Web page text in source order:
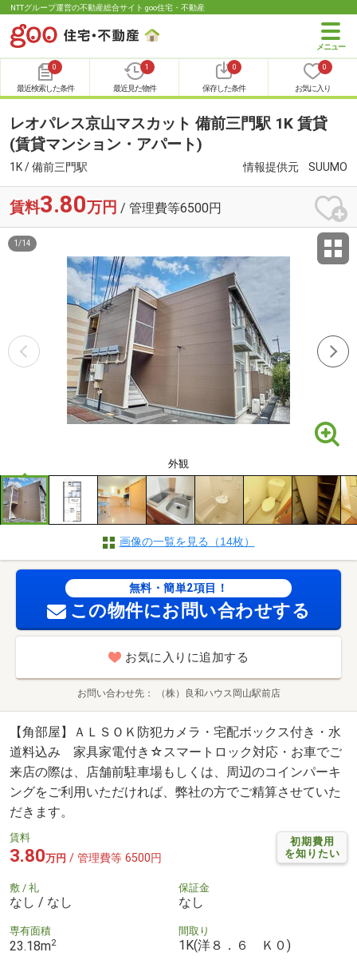
NTTグループ運営の不動産総合サイト goo住宅・不動産
0
最近検索した条件
1
最近見た物件
0
保存した条件
0
お気に入り
レオパレス京山マスカット 備前三門駅 1K 賃貸
(賃貸マンション・アパート)
1K / 備前三門駅 情報提供元 SUUMO
賃料3.80万円 / 管理費等6500円
外観
1 /14
画像の一覧を見る（14枚）
無料・簡単2項目！
この物件にお問い合わせする
お気に入りに追加する
お問い合わせ先 （株）良和ハウス岡山駅前店
【角部屋】ＡＬＳＯＫ防犯カメラ・宅配ボックス付き・水
道料込み 家具家電付き☆スマートロック対応・お車でご
来店の際は、店舗前駐車場もしくは、周辺のコインパーキ
ングをご利用いただければ、弊社の方でご精算させていた
だきます。
初期費用
を知りたい
賃料
3.80万円 / 管理費等 6500円
敷 / 礼
なし / なし
保証金
なし
専有面積
23.18m2
間取り
1K(洋８．６ Ｋ０)